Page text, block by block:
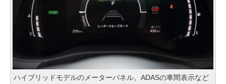
ハイブリッドモデルのメーターパネル。ADASの車間表示など